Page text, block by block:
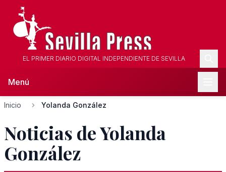
EL PRIMER DIARIO DIGITAL INDEPENDIENTE DE SEVILLA
Menú
Inicio Yolanda González
Noticias de Yolanda
González